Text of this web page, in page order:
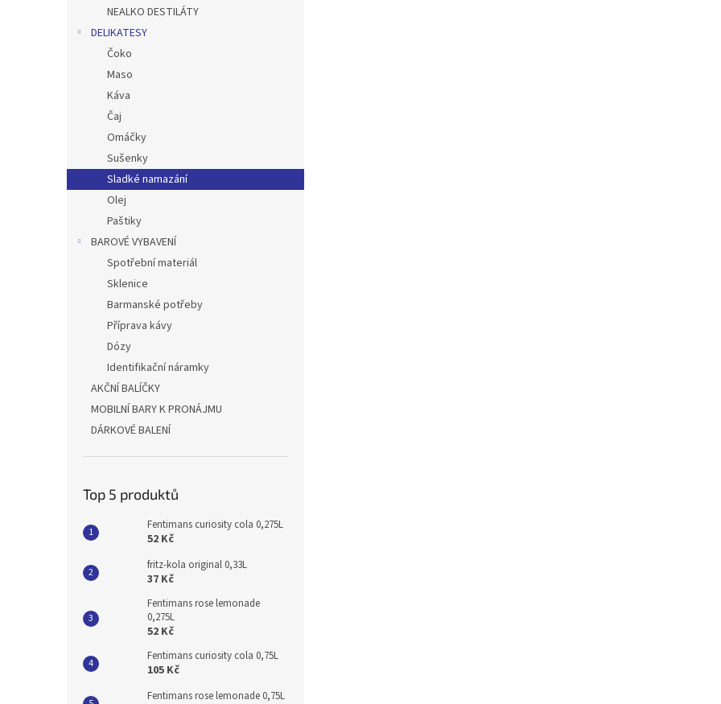
NEALKO DESTILÁTY
DELIKATESY
Čoko
Maso
Káva
Čaj
Omáčky
Sušenky
Sladké namazání
Olej
Paštiky
BAROVÉ VYBAVENÍ
Spotřební materiál
Sklenice
Barmanské potřeby
Příprava kávy
Dózy
Identifikační náramky
AKČNÍ BALÍČKY
MOBILNÍ BARY K PRONÁJMU
DÁRKOVÉ BALENÍ
Top 5 produktů
Fentimans curiosity cola 0,275L
52 Kč
fritz-kola original 0,33L
37 Kč
Fentimans rose lemonade
0,275L
52 Kč
Fentimans curiosity cola 0,75L
105 Kč
Fentimans rose lemonade 0,75L